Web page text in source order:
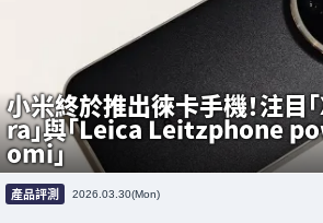
小米終於推出徠卡手機！注
ra」與「Leica Leitzphone
omi」
產品評測 2026.03.30(Mon)